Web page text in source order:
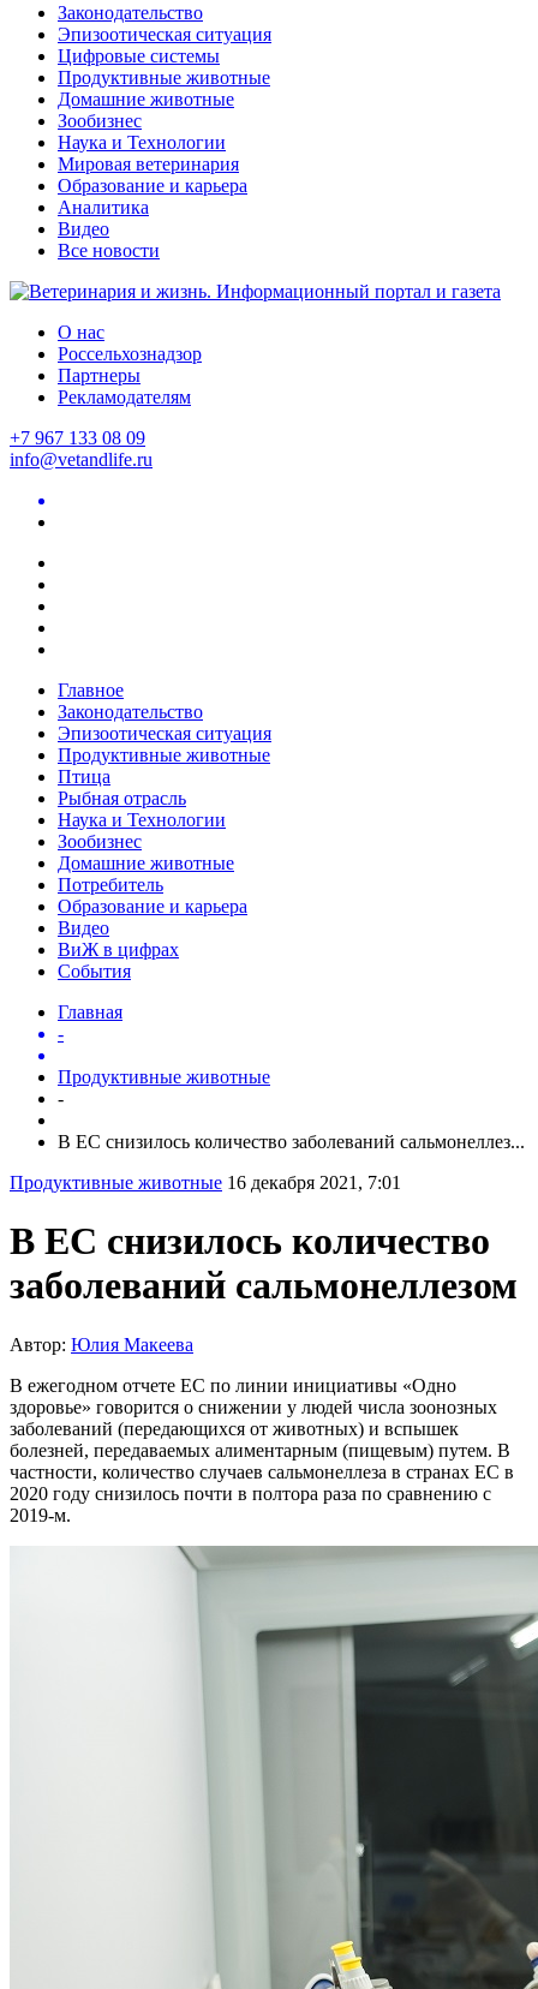
Законодательство
Эпизоотическая ситуация
Цифровые системы
Продуктивные животные
Домашние животные
Зообизнес
Наука и Технологии
Мировая ветеринария
Образование и карьера
Аналитика
Видео
Все новости
О нас
Россельхознадзор
Партнеры
Рекламодателям
+7 967 133 08 09
info@vetandlife.ru
Главное
Законодательство
Эпизоотическая ситуация
Продуктивные животные
Птица
Рыбная отрасль
Наука и Технологии
Зообизнес
Домашние животные
Потребитель
Образование и карьера
Видео
ВиЖ в цифрах
События
Главная
-
Продуктивные животные
-
В ЕС снизилось количество заболеваний сальмонеллез...
Продуктивные животные 16 декабря 2021, 7:01
В ЕС снизилось количество
заболеваний сальмонеллезом
Автор: Юлия Макеева
В ежегодном отчете ЕС по линии инициативы «Одно
здоровье» говорится о снижении у людей числа зоонозных
заболеваний (передающихся от животных) и вспышек
болезней, передаваемых алиментарным (пищевым) путем. В
частности, количество случаев сальмонеллеза в странах ЕС в
2020 году снизилось почти в полтора раза по сравнению с
2019-м.